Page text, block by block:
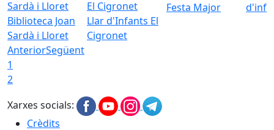
Biblioteca Joan
Sardà i Lloret
Llar d'Infants El
Cigronet
Festa Major
AnteriorSegüent
1
2
Xarxes socials:
Crèdits